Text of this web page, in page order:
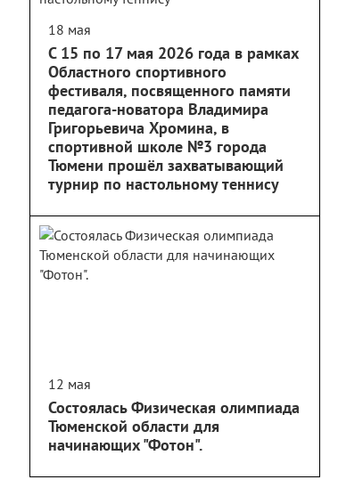
18 мая
С 15 по 17 мая 2026 года в рамках
Областного спортивного
фестиваля, посвященного памяти
педагога-новатора Владимира
Григорьевича Хромина, в
спортивной школе №3 города
Тюмени прошёл захватывающий
турнир по настольному теннису
12 мая
Состоялась Физическая олимпиада
Тюменской области для
начинающих "Фотон".